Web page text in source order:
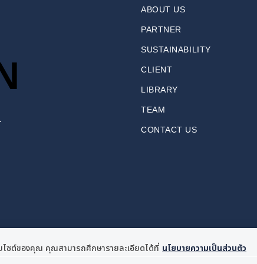
ABOUT US
PARTNER
SUSTAINABILITY
CLIENT
LIBRARY
TEAM
CONTACT US
ไซต์ของคุณ คุณสามารถศึกษารายละเอียดได้ที่ นโยบายความเป็นส่วนตัว